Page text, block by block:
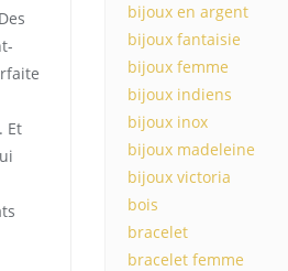
Et
bijoux en argent
bijoux fantaisie
bijoux femme
bijoux indiens
bijoux inox
bijoux madeleine
bijoux victoria
bois
bracelet
bracelet femme